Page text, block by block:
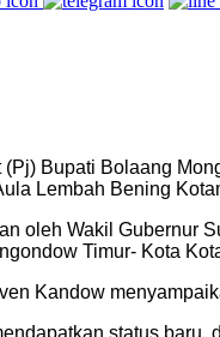
(Pj) Bupati Bolaang
Lembah Bening
oleh Wakil Gubernur
Timur- Kota
Kandow
status baru,